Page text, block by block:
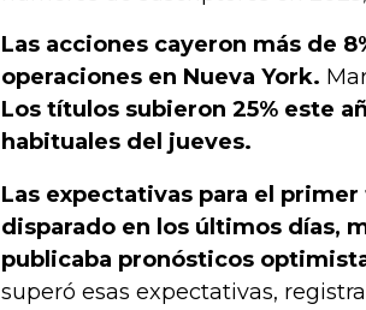
Las acciones cayeron más de
operaciones en Nueva York.
Los títulos subieron 25% este
habituales del jueves.
Las expectativas para el
disparado en los últimos días,
publicaba pronósticos
superó esas expectativas,